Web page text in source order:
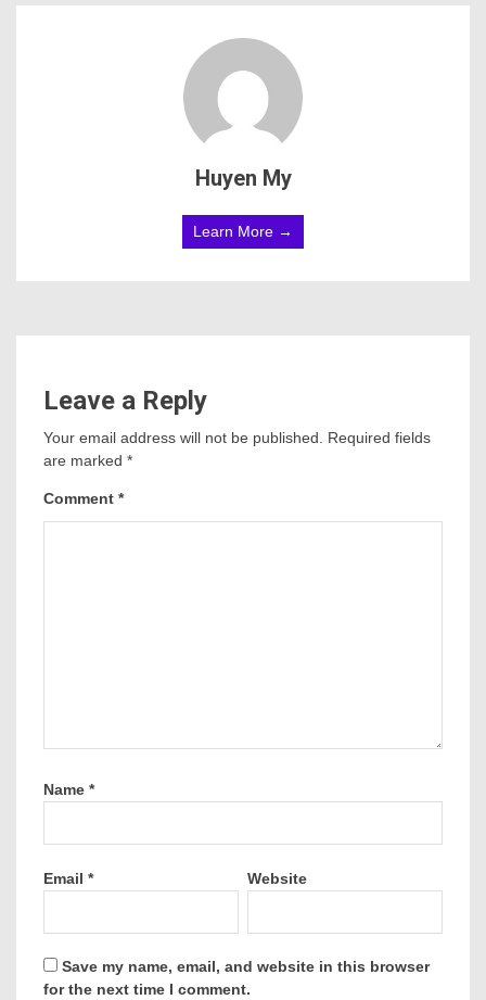
Huyen My
Learn More →
Leave a Reply
Your email address will not be published. Required fields
are marked *
Comment *
Name *
Email * Website
Save my name, email, and website in this browser
for the next time I comment.